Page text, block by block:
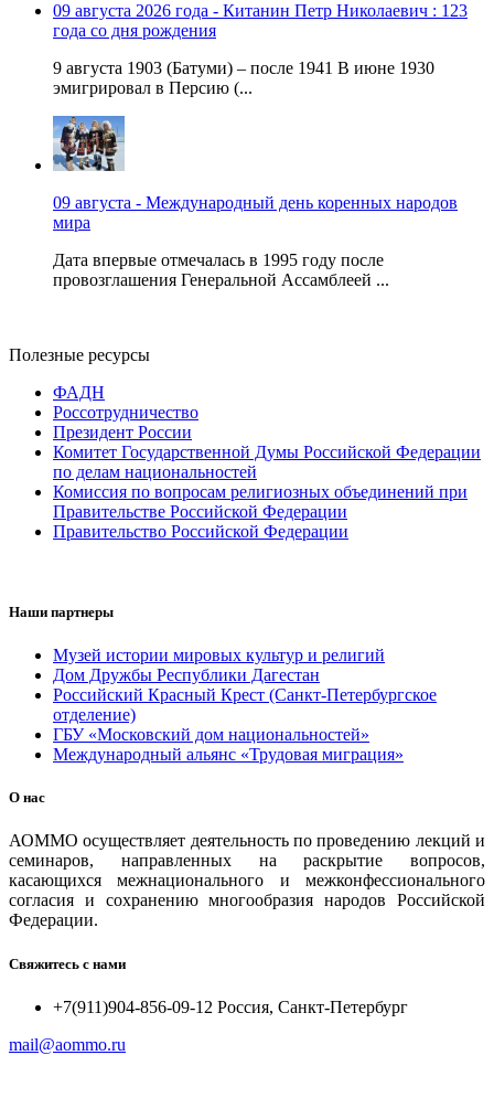
09 августа 2026 года - Китанин Петр Николаевич : 123
года со дня рождения
9 августа 1903 (Батуми) – после 1941 В июне 1930
эмигрировал в Персию (...
09 августа - Международный день коренных народов
мира
Дата впервые отмечалась в 1995 году после
провозглашения Генеральной Ассамблеей ...
Полезные ресурсы
ФАДН
Россотрудничество
Президент России
Комитет Государственной Думы Российской Федерации
по делам национальностей
Комиссия по вопросам религиозных объединений при
Правительстве Российской Федерации
Правительство Российской Федерации
Наши партнеры
Музей истории мировых культур и религий
Дом Дружбы Республики Дагестан
Российский Красный Крест (Санкт-Петербургское
отделение)
ГБУ «Московский дом национальностей»
Международный альянс «Трудовая миграция»
О нас
АОММО осуществляет деятельность по проведению лекций и
семинаров, направленных на раскрытие вопросов,
касающихся межнационального и межконфессионального
согласия и сохранению многообразия народов Российской
Федерации.
Свяжитесь с нами
+7(911)904-856-09-12 Россия, Санкт-Петербург
mail@aommo.ru